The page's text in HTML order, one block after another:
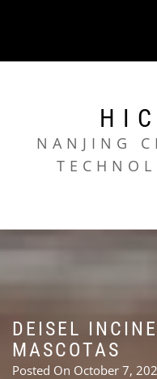
NANJING
DEISEL
MASCOTAS
Posted On October 7,